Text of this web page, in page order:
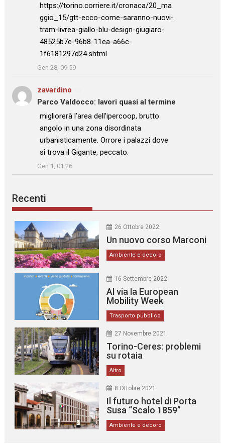
https://torino.corriere.it/cronaca/20_ma
ggio_15/gtt-ecco-come-saranno-nuovi-
tram-livrea-giallo-blu-design-giugiaro-
48525b7e-96b8-11ea-a66c-
1f6181297d24.shtml
Gen 28, 09:59
zavardino
Parco Valdocco: lavori quasi al termine
: “
migliorerà l’area dell’ipercoop, brutto
angolo in una zona disordinata
urbanisticamente. Orrore i palazzi dove
si trova il Gigante, peccato.
”
Gen 1, 01:26
Recenti
26 Ottobre 2022
Un nuovo corso Marconi
Ambiente e decoro
16 Settembre 2022
Al via la European
Mobility Week
Trasporto pubblico
27 Novembre 2021
Torino-Ceres: problemi
su rotaia
Altro
8 Ottobre 2021
Il futuro hotel di Porta
Susa “Scalo 1859”
Ambiente e decoro